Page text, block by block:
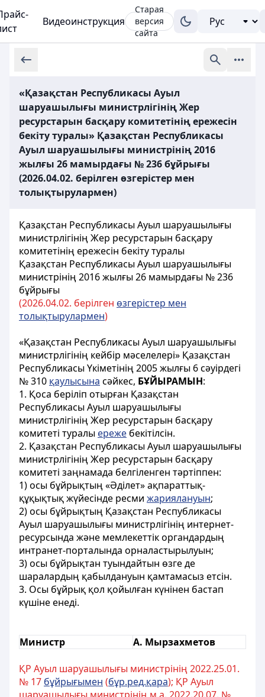
Видеоинструкция
Старая
версия
сайта
«Қазақстан Республикасы Ауыл
шаруашылығы министрлігінің Жер
ресурстарын басқару комитетінің ережесін
бекіту туралы» Қазақстан Республикасы
Ауыл шаруашылығы министрінің 2016
жылғы 26 мамырдағы № 236 бұйрығы
(2026.04.02. берілген өзгерістер мен
толықтырулармен)
Қазақстан Республикасы Ауыл шаруашылығы
министрлігінің Жер ресурстарын басқару
комитетінің ережесін бекіту туралы
Қазақстан Республикасы Ауыл шаруашылығы
министрінің 2016 жылғы 26 мамырдағы № 236
бұйрығы
(2026.04.02. берілген өзгерістер мен
толықтырулармен)
«Қазақстан Республикасы Ауыл шаруашылығы
министрлігінің кейбір мәселелері» Қазақстан
Республикасы Үкіметінің 2005 жылғы 6 сәуірдегі
№ 310 қаулысына сәйкес, БҰЙЫРАМЫН:
1. Қоса беріліп отырған Қазақстан
Республикасы Ауыл шаруашылығы
министрлігінің Жер ресурстарын басқару
комитеті туралы ереже бекітілсін.
2. Қазақстан Республикасы Ауыл шаруашылығы
министрлігінің Жер ресурстарын басқару
комитеті заңнамада белгіленген тәртіппен:
1) осы бұйрықтың «Әділет» ақпараттық-
құқықтық жүйесінде ресми жариялануын;
2) осы бұйрықтың Қазақстан Республикасы
Ауыл шаруашылығы министрлігінің интернет-
ресурсында және мемлекеттік органдардың
интранет-порталында орналастырылуын;
3) осы бұйрықтан туындайтын өзге де
шаралардың қабылдануын қамтамасыз етсін.
3. Осы бұйрық қол қойылған күнінен бастап
күшіне енеді.
Министр А. Мырзахметов
ҚР Ауыл шаруашылығы министрінің 2022.25.01.
№ 17 бұйрығымен (бұр.ред.қара); ҚР Ауыл